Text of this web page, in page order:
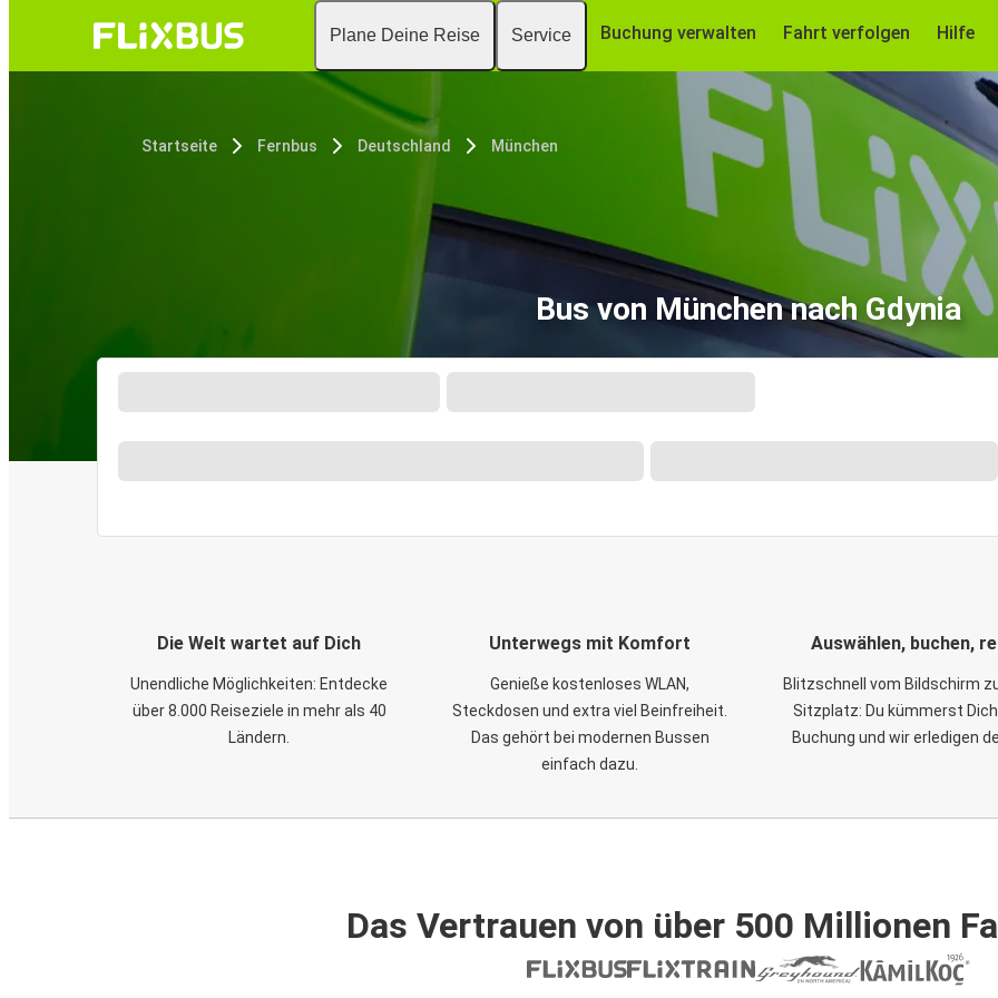
Plane Deine Reise Service Buchung verwalten Fahrt verfolgen Hilfe
Startseite Fernbus Deutschland München
Bus von München nach Gdynia
Die Welt wartet auf Dich
Unendliche Möglichkeiten: Entdecke
über 8.000 Reiseziele in mehr als 40
Ländern.
Unterwegs mit Komfort
Genieße kostenloses WLAN,
Steckdosen und extra viel Beinfreiheit.
Das gehört bei modernen Bussen
einfach dazu.
Auswählen, buchen,
Blitzschnell vom Bildschirm
Sitzplatz: Du kümmerst
Buchung und wir erledigen
Das Vertrauen von über 500 Millionen